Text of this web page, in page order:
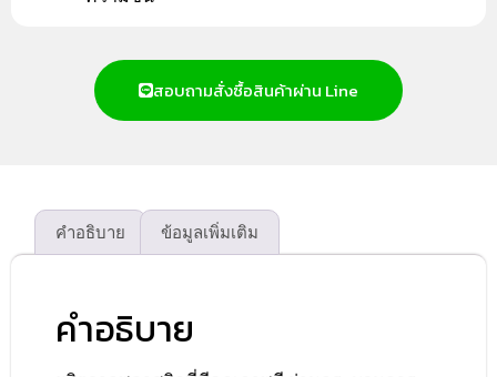
สอบถามสั่งซื้อสินค้าผ่าน Line
คำอธิบาย ข้อมูลเพิ่มเติม
คำอธิบาย